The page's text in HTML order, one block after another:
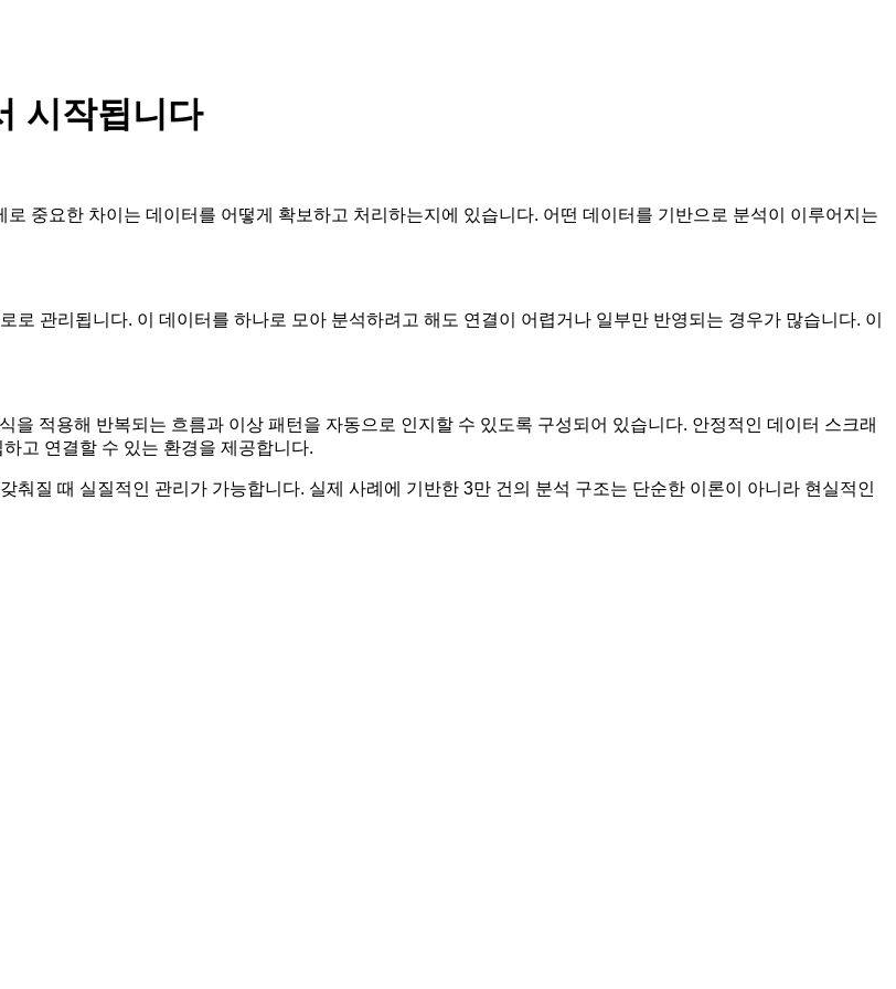
시작됩니다
중요한 차이는 데이터를 어떻게 확보하고 처리하는지에 있습니다. 어떤 데이터를 기반으로 분석이 이루어지는
관리됩니다. 이 데이터를 하나로 모아 분석하려고 해도 연결이 어렵거나 일부만 반영되는 경우가 많습니다. 이
적용해 반복되는 흐름과 이상 패턴을 자동으로 인지할 수 있도록 구성되어 있습니다. 안정적인 데이터 스크래
고 연결할 수 있는 환경을 제공합니다.
질 때 실질적인 관리가 가능합니다. 실제 사례에 기반한 3만 건의 분석 구조는 단순한 이론이 아니라 현실적인